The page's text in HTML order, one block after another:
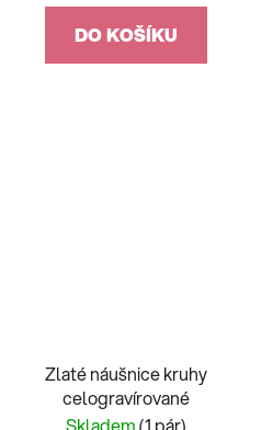
DO KOŠÍKU
Zlaté náušnice kruhy
celogravírované
Skladem(1 pár)